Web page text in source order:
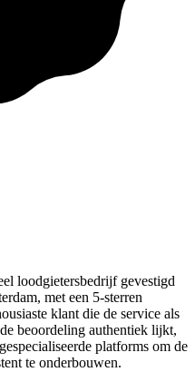
loodgietersbedrijf gevestigd
met een 5‑sterren
klant die de service als
beoordeling authentiek lijkt,
platforms om de
te onderbouwen.